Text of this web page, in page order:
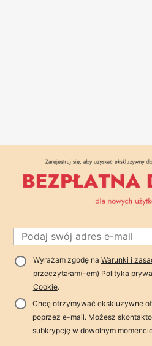
Wyrażam zgodę na Warunki i
przeczytałam(-em) Polityka
Cookie.
Chcę otrzymywać ekskluzywne
poprzez e-mail. Możesz
subkrypcję w dowolnym